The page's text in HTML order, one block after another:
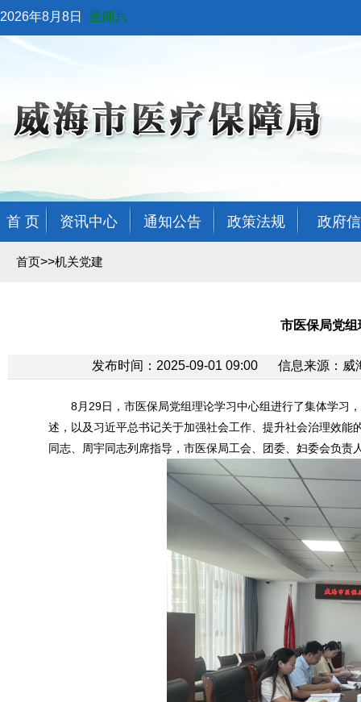
2026年8月8日 星期六
首 页 资讯中心 通知公告 政策法规 政府
首页>>机关党建
市医保局党
发布时间：2025-09-01 09:00 信息来源： 威
8月29日，市医保局党组理论学习中心组进行了集体学习
述，以及习近平总书记关于加强社会工作、提升社会治理效
同志、周宇同志列席指导，市医保局工会、团委、妇委会负责